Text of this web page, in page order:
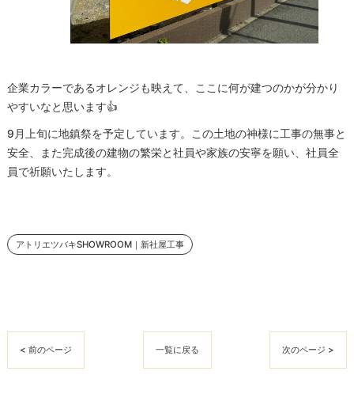
企業カラーであるオレンジも映えて、ここに何が建つのかが分かり
やすいなと思います👍
9月上旬に地鎮祭を予定しています。この土地の神様に工事の無事と
安全、また完成後の建物の繁栄と社員や家族の安寧を願い、社員全
員で祈願いたします。
アトリエツバキSHOWROOM｜新社屋工事
< 前のページ 一覧に戻る 次のページ >